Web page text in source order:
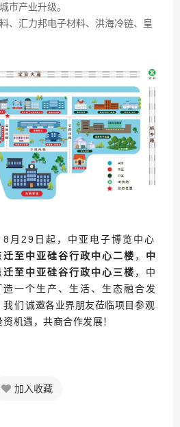
市产业升级。
、汇力邦电子材料、洪海冷链、皇
月29日起，中亚电子博览中心
迁至中亚硅谷行政中心二楼 ， 中
迁至中亚硅谷行政中心三楼 ，中
造一个生产、生活、生态融合发
们 诚邀各业界朋友莅临项目参观
机遇，共商合作发展！
加入收藏